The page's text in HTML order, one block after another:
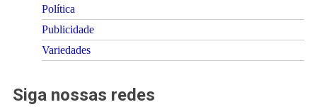
Política
Publicidade
Variedades
Siga nossas redes